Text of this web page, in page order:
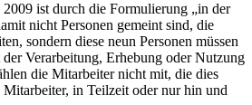
ist durch die Formulierung „in der
nicht Personen gemeint sind, die
sondern diese neun Personen müssen
Verarbeitung, Erhebung oder Nutzung
die Mitarbeiter nicht mit, die dies
in Teilzeit oder nur hin und